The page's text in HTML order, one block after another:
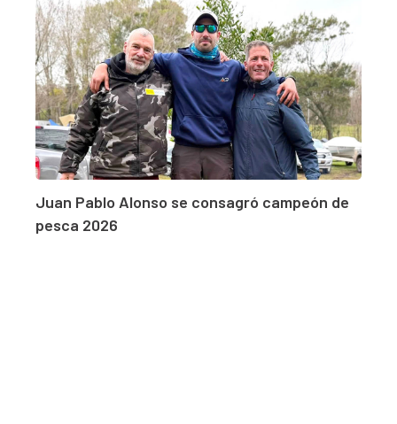
Juan Pablo Alonso se consagró campeón de
pesca 2026